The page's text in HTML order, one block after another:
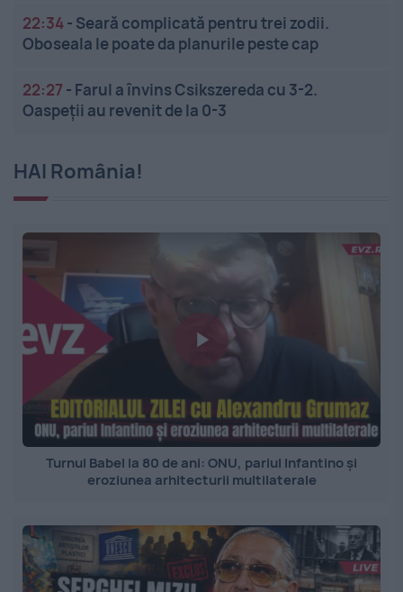
22:34- Seară complicată pentru trei zodii.
Oboseala le poate da planurile peste cap
22:27 - Farul a învins Csikszereda cu 3-2.
Oaspeții au revenit de la 0-3
HAI România!
Turnul Babel la 80 de ani: ONU, pariul Infantino și
eroziunea arhitecturii multilaterale